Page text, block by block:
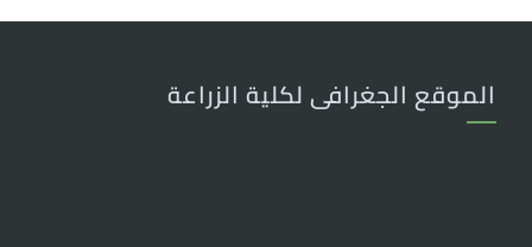
الموقع الجغرافى لكلية الزراعة